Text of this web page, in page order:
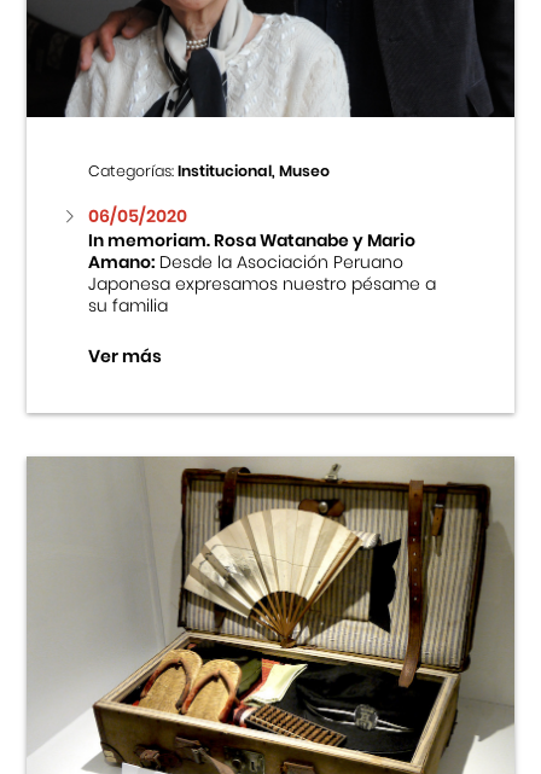
Centro Cultural Peruano Japonés
Cursos
Museo de la Inmigración Japonesa
Fondo Editorial
Teatro Peruano Japonés
Categorías:Institucional, Museo
06/05/2020
In memoriam. Rosa Watanabe y Mario
Amano:Desde la Asociación Peruano
Japonesa expresamos nuestro pésame a
su familia
Ver más